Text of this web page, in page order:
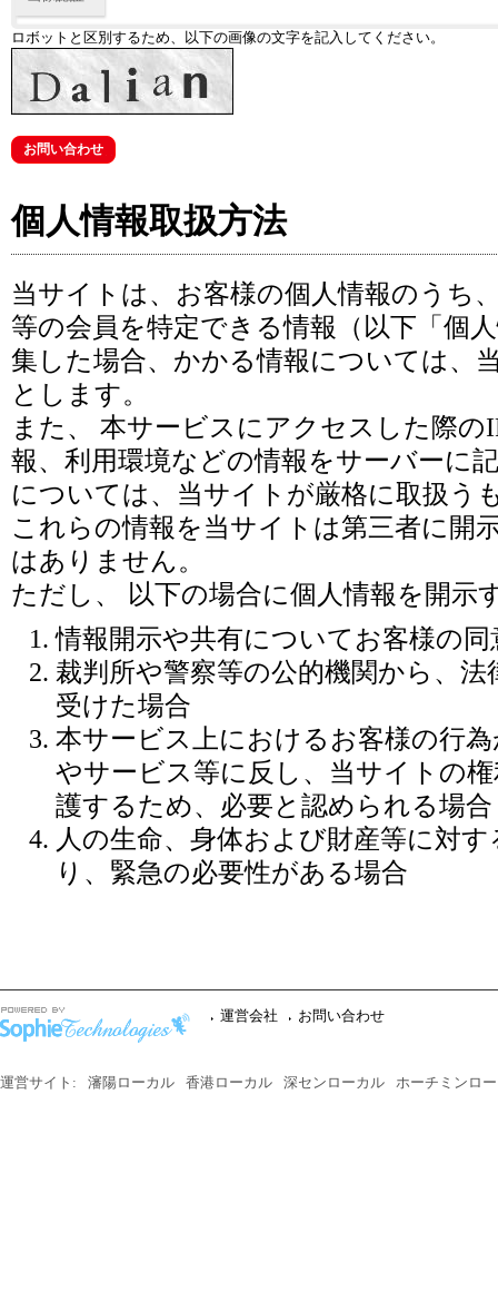
ロボットと区別するため、以下の画像の文字を記入してください。
個人情報取扱方法
当サイトは、お客様の個人情報のうち
等の会員を特定できる情報（以下「個
集した場合、かかる情報については、
とします。
また、 本サービスにアクセスした際
報、利用環境などの情報をサーバーに
については、当サイトが厳格に取扱う
これらの情報を当サイトは第三者に開
はありません。
ただし、 以下の場合に個人情報を開示
情報開示や共有についてお客様の
裁判所や警察等の公的機関から、
受けた場合
本サービス上におけるお客様の行
やサービス等に反し、当サイトの
護するため、必要と認められる場合
人の生命、身体および財産等に対
り、緊急の必要性がある場合
運営会社 お問い合わせ
運営サイト: 瀋陽ローカル 香港ローカル 深センローカル ホーチミンロ